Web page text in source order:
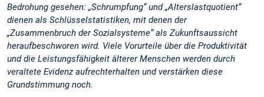
Bedrohung gesehen: „Schrumpfung“ und „Alterslastquotient“
dienen als Schlüsselstatistiken, mit denen der
„Zusammenbruch der Sozialsysteme“ als Zukunftsaussicht
heraufbeschworen wird. Viele Vorurteile über die Produktivität
und die Leistungsfähigkeit älterer Menschen werden durch
veraltete Evidenz aufrechterhalten und verstärken diese
Grundstimmung noch.